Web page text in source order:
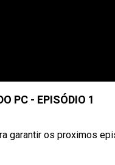
PC - EPISÓDIO 1
garantir os proximos